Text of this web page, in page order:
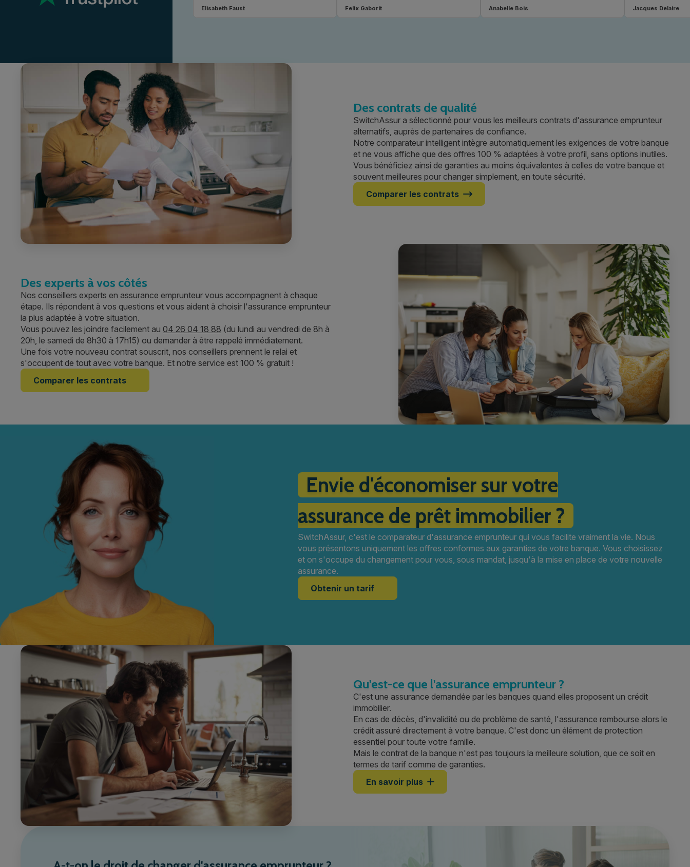
plus intéressantes pour mon cas
Elisabeth Faust Felix Gaborit
répondu à toutes mes
Anabelle Bois
difficile à
Jacques Delaire
Des contrats de qualité
SwitchAssur a sélectionné pour vous les meilleurs contrats d'assurance emprunteur
alternatifs, auprès de partenaires de confiance.
Notre comparateur intelligent intègre automatiquement les exigences de votre banque
et ne vous affiche que des offres 100 % adaptées à votre profil, sans options inutiles.
Vous bénéficiez ainsi de garanties au moins équivalentes à celles de votre banque et
souvent meilleures pour changer simplement, en toute sécurité.
Comparer les contrats
Des experts à vos côtés
Nos conseillers experts en assurance emprunteur vous accompagnent à chaque
étape. Ils répondent à vos questions et vous aident à choisir l'assurance emprunteur
la plus adaptée à votre situation.
Vous pouvez les joindre facilement au 04 26 04 18 88 (du lundi au vendredi de 8h à
20h, le samedi de 8h30 à 17h15) ou demander à être rappelé immédiatement.
Une fois votre nouveau contrat souscrit, nos conseillers prennent le relai et
s'occupent de tout avec votre banque. Et notre service est 100 % gratuit !
Comparer les contrats
Envie d'économiser sur votre
assurance de prêt immobilier ?
SwitchAssur, c'est le comparateur d'assurance emprunteur qui vous facilite vraiment la vie. Nous
vous présentons uniquement les offres conformes aux garanties de votre banque. Vous choisissez
et on s'occupe du changement pour vous, sous mandat, jusqu'à la mise en place de votre nouvelle
assurance.
Obtenir un tarif
Qu'est-ce que l'assurance emprunteur ?
C'est une assurance demandée par les banques quand elles proposent un crédit
immobilier.
En cas de décès, d'invalidité ou de problème de santé, l'assurance rembourse alors le
crédit assuré directement à votre banque. C'est donc un élément de protection
essentiel pour toute votre famille.
Mais le contrat de la banque n'est pas toujours la meilleure solution, que ce soit en
termes de tarif comme de garanties.
En savoir plus